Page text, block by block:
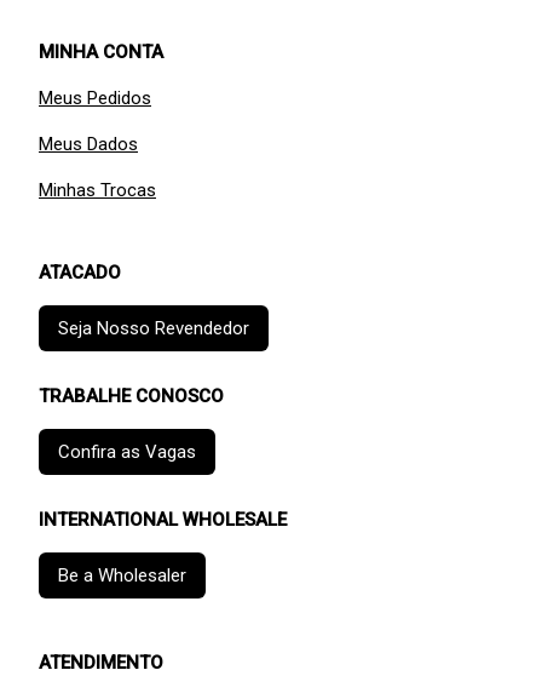
MINHA CONTA
Meus Pedidos
Meus Dados
Minhas Trocas
ATACADO
Seja Nosso Revendedor
TRABALHE CONOSCO
Confira as Vagas
INTERNATIONAL WHOLESALE
Be a Wholesaler
ATENDIMENTO